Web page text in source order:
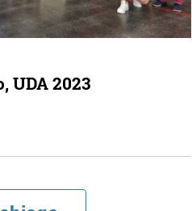
UDA 2023